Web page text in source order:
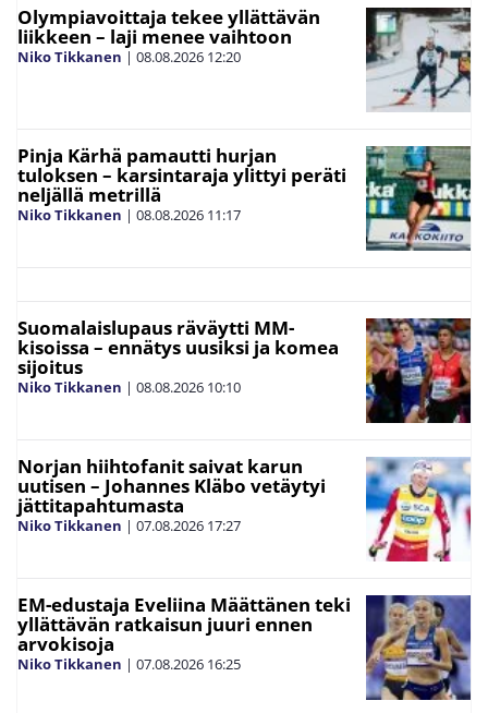
Olympiavoittaja tekee yllättävän
liikkeen – laji menee vaihtoon
Niko Tikkanen | 08.08.2026 12:20
Pinja Kärhä pamautti hurjan
tuloksen – karsintaraja ylittyi peräti
neljällä metrillä
Niko Tikkanen | 08.08.2026 11:17
Suomalaislupaus räväytti MM-
kisoissa – ennätys uusiksi ja komea
sijoitus
Niko Tikkanen | 08.08.2026 10:10
Norjan hiihtofanit saivat karun
uutisen – Johannes Kläbo vetäytyi
jättitapahtumasta
Niko Tikkanen | 07.08.2026 17:27
EM-edustaja Eveliina Määttänen teki
yllättävän ratkaisun juuri ennen
arvokisoja
Niko Tikkanen | 07.08.2026 16:25